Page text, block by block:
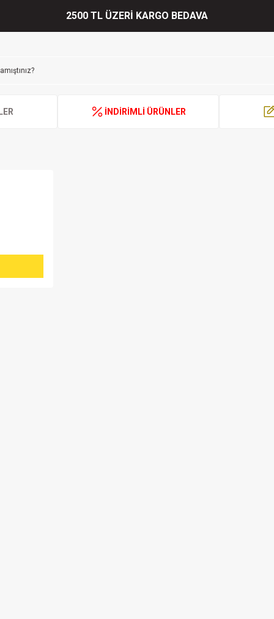
2500 TL ÜZERİ KARGO BEDAVA
İNDİRİMLİ ÜRÜNLER